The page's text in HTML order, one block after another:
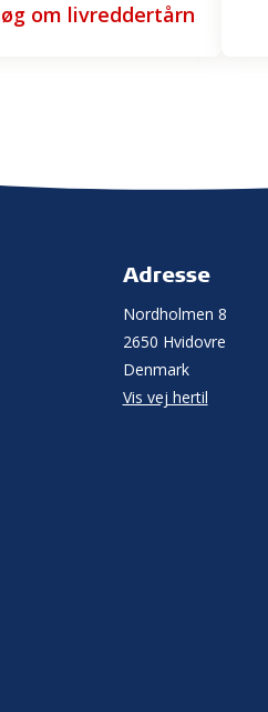
om livreddertårn
Adresse
Nordholmen 8
2650 Hvidovre
Denmark
Vis vej hertil